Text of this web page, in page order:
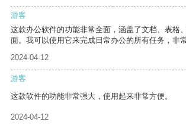
游客
这款办公软件的功能非常全面，涵盖了文档、表格
面。我可以使用它来完成日常办公的所有任务，非常
2024-04-12
游客
这款软件的功能非常强大，使用起来非常方便。
2024-04-12